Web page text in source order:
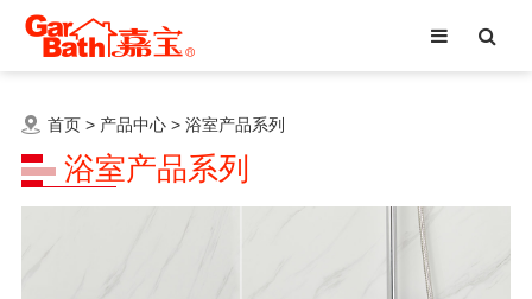
首页> 产品中心> 浴室产品系列
浴室产品系列